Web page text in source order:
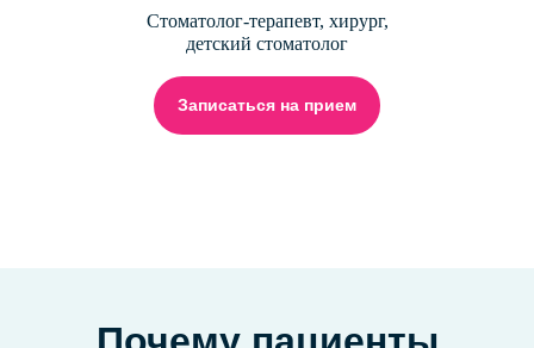
Стоматолог-терапевт, хирург,
детский стоматолог
Записаться на прием